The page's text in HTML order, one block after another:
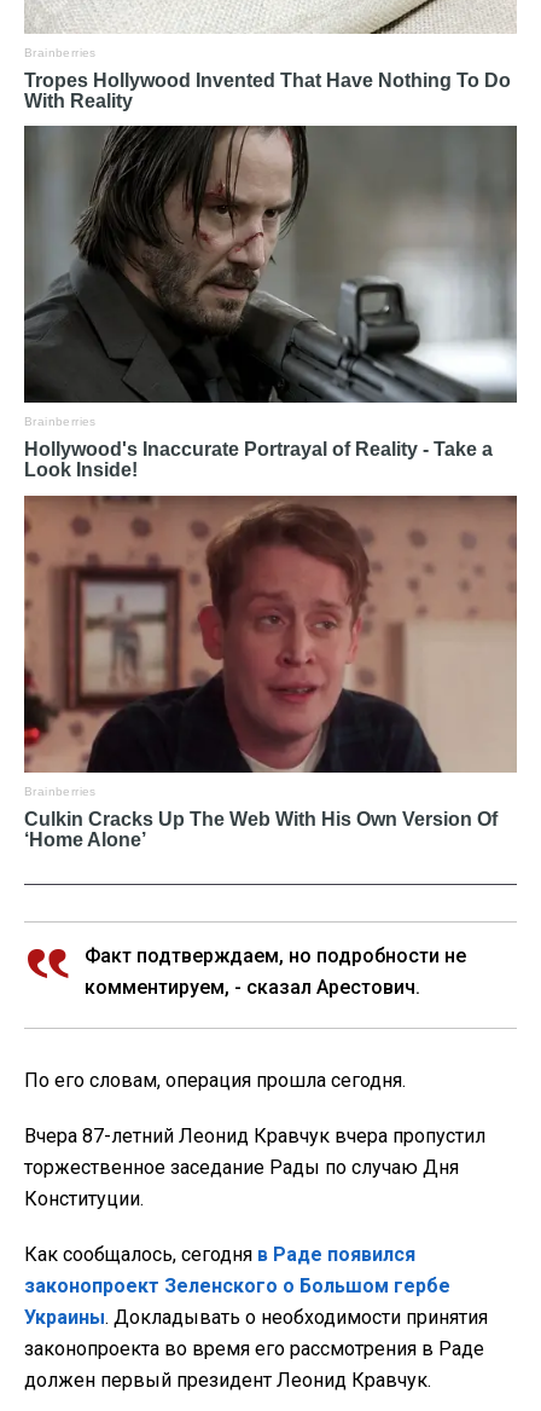
Факт подтверждаем, но подробности не
комментируем, - сказал Арестович.
По его словам, операция прошла сегодня.
Вчера 87-летний Леонид Кравчук вчера пропустил
торжественное заседание Рады по случаю Дня
Конституции.
Как сообщалось, сегодня в Раде появился
законопроект Зеленского о Большом гербе
Украины. Докладывать о необходимости принятия
законопроекта во время его рассмотрения в Раде
должен первый президент Леонид Кравчук.